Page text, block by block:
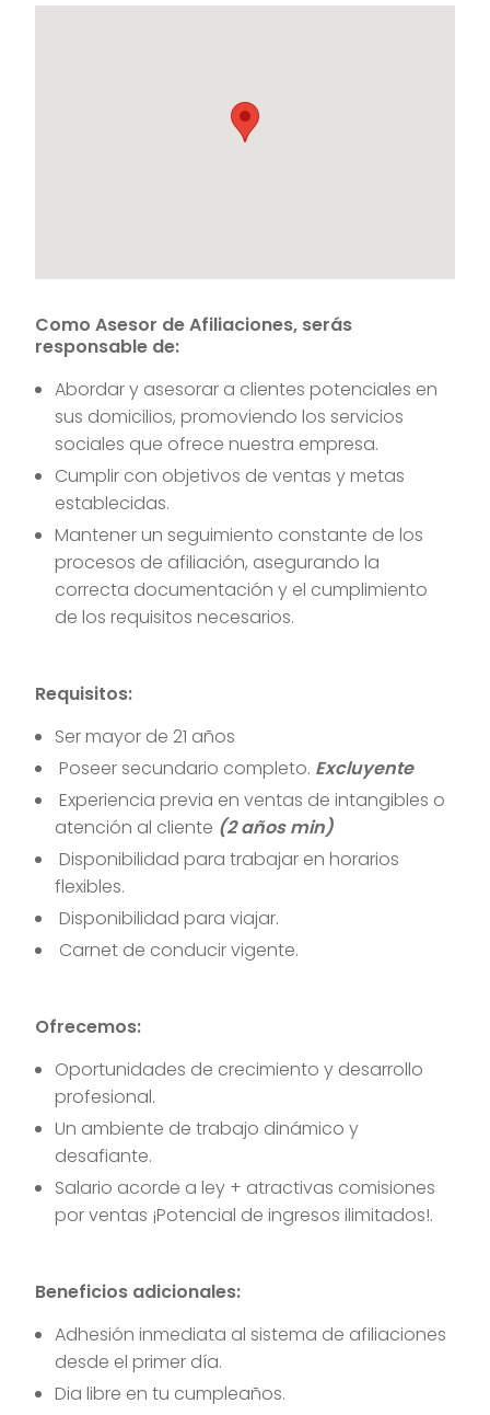
Como Asesor de Afiliaciones, serás
responsable de:
Abordar y asesorar a clientes potenciales en
sus domicilios, promoviendo los servicios
sociales que ofrece nuestra empresa.
Cumplir con objetivos de ventas y metas
establecidas.
Mantener un seguimiento constante de los
procesos de afiliación, asegurando la
correcta documentación y el cumplimiento
de los requisitos necesarios.
Requisitos:
Ser mayor de 21 años
Poseer secundario completo. Excluyente
Experiencia previa en ventas de intangibles o
atención al cliente (2 años min)
Disponibilidad para trabajar en horarios
flexibles.
Disponibilidad para viajar.
Carnet de conducir vigente.
Ofrecemos:
Oportunidades de crecimiento y desarrollo
profesional.
Un ambiente de trabajo dinámico y
desafiante.
Salario acorde a ley + atractivas comisiones
por ventas ¡Potencial de ingresos ilimitados!.
Beneficios adicionales:
Adhesión inmediata al sistema de afiliaciones
desde el primer día.
Dia libre en tu cumpleaños.